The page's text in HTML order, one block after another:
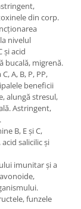
din corp.
nivelul
și acid
bucală, migrenă.
A, B, P, PP,
beneficii
alungă stresul,
Astringent,
B, E și C,
salicilic și
imunitar și a
funzele